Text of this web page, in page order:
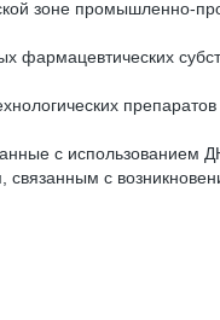
зоне промышленно-
фармацевтических
с использованием
с